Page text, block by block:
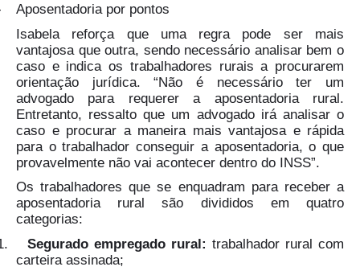
Aposentadoria por pontos
Isabela reforça que uma regra pode ser mais
vantajosa que outra, sendo necessário analisar bem o
caso e indica os trabalhadores rurais a procurarem
orientação jurídica. “Não é necessário ter um
advogado para requerer a aposentadoria rural.
Entretanto, ressalto que um advogado irá analisar o
caso e procurar a maneira mais vantajosa e rápida
para o trabalhador conseguir a aposentadoria, o que
provavelmente não vai acontecer dentro do INSS”.
Os trabalhadores que se enquadram para receber a
aposentadoria rural são divididos em quatro
categorias:
Segurado empregado rural: trabalhador rural com
carteira assinada;